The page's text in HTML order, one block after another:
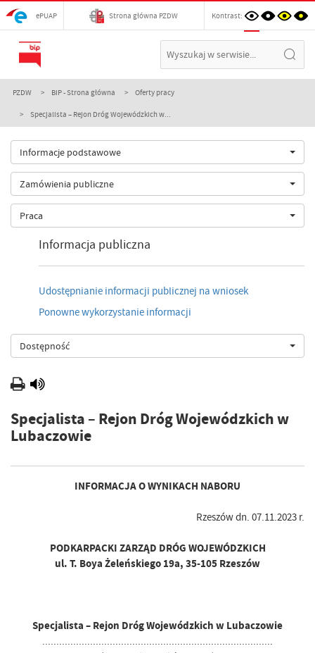
ePUAP Strona główna PZDW Kontrast:
PZDW BIP - Strona główna Oferty pracy
Specjalista – Rejon Dróg Wojewódzkich w...
Informacje podstawowe
Zamówienia publiczne
Praca
Informacja publiczna
Udostępnianie informacji publicznej na wniosek
Ponowne wykorzystanie informacji
Dostępność
Specjalista – Rejon Dróg Wojewódzkich w
Lubaczowie
INFORMACJA O WYNIKACH NABORU
Rzeszów dn. 07.11.2023 r.
PODKARPACKI ZARZĄD DRÓG WOJEWÓDZKICH
ul. T. Boya Żeleńskiego 19a, 35-105 Rzeszów
Specjalista – Rejon Dróg Wojewódzkich w Lubaczowie
..................................................................................